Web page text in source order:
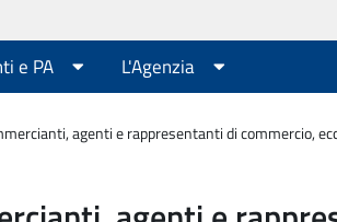
e PA L'Agenzia
agenti e rappresentanti di commercio,